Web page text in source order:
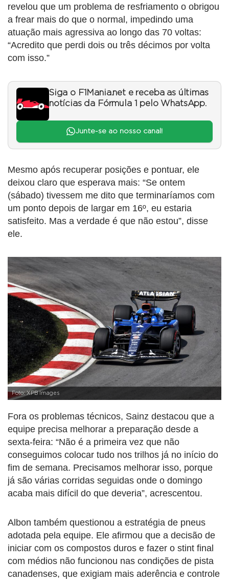
revelou que um problema de resfriamento o obrigou
a frear mais do que o normal, impedindo uma
atuação mais agressiva ao longo das 70 voltas:
“Acredito que perdi dois ou três décimos por volta
com isso.”
Siga o F1Mania.net e receba as últimas
notícias da Fórmula 1 pelo WhatsApp.
Junte-se ao nosso canal!
Mesmo após recuperar posições e pontuar, ele
deixou claro que esperava mais: “Se ontem
(sábado) tivessem me dito que terminaríamos com
um ponto depois de largar em 16º, eu estaria
satisfeito. Mas a verdade é que não estou”, disse
ele.
Foto: XPB Images
Fora os problemas técnicos, Sainz destacou que a
equipe precisa melhorar a preparação desde a
sexta-feira: “Não é a primeira vez que não
conseguimos colocar tudo nos trilhos já no início do
fim de semana. Precisamos melhorar isso, porque
já são várias corridas seguidas onde o domingo
acaba mais difícil do que deveria”, acrescentou.
Albon também questionou a estratégia de pneus
adotada pela equipe. Ele afirmou que a decisão de
iniciar com os compostos duros e fazer o stint final
com médios não funcionou nas condições de pista
canadenses, que exigiam mais aderência e controle